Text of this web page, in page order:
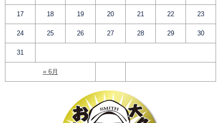
« 6月
17 18 19 20 21 22 23
24 25 26 27 28 29 30
31